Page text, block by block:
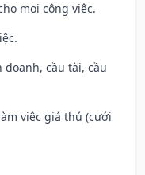
mọi công việc.
doanh, cầu tài, cầu
việc giá thú (cưới